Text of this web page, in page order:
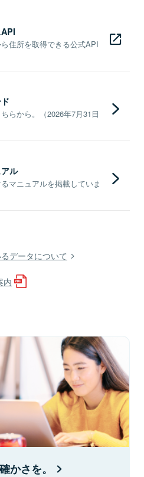
住所を取得できる公式API
らから。（2026年7月31日
ル
マニュアルを掲載していま
データについて
内
かさを。